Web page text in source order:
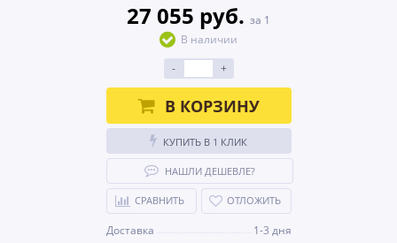
27 055 руб. за 1
В наличии
-
+
В КОРЗИНУ
КУПИТЬ В 1 КЛИК
НАШЛИ ДЕШЕВЛЕ?
СРАВНИТЬ ОТЛОЖИТЬ
Доставка 1-3 дня